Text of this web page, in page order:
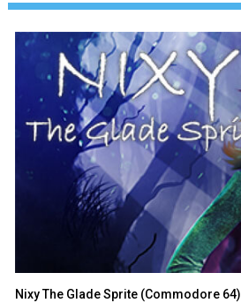
Nixy The Glade Sprite (Commodore 64)